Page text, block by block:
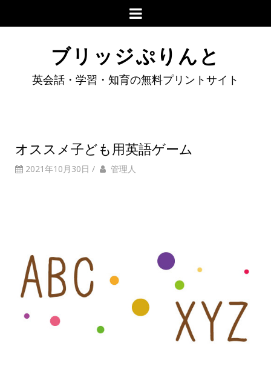
ブリッジぷりんと
英会話・学習・知育の無料プリントサイト
オススメ子ども用英語ゲーム
2021年10月30日 / 管理人